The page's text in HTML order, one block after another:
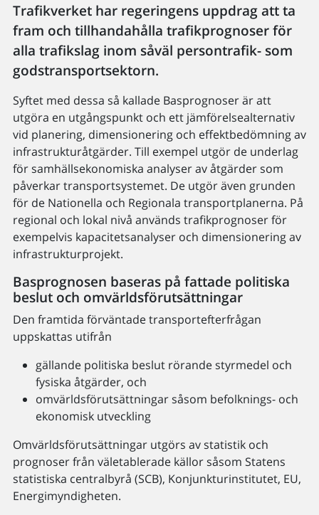
Trafikverket har regeringens uppdrag att ta
fram och tillhandahålla trafikprognoser för
alla trafikslag inom såväl persontrafik- som
godstransportsektorn.
Syftet med dessa så kallade Basprognoser är att
utgöra en utgångspunkt och ett jämförelsealternativ
vid planering, dimensionering och effektbedömning av
infrastrukturåtgärder. Till exempel utgör de underlag
för samhällsekonomiska analyser av åtgärder som
påverkar transportsystemet. De utgör även grunden
för de Nationella och Regionala transportplanerna. På
regional och lokal nivå används trafikprognoser för
exempelvis kapacitetsanalyser och dimensionering av
infrastrukturprojekt.
Basprognosen baseras på fattade politiska
beslut och omvärldsförutsättningar
Den framtida förväntade transportefterfrågan
uppskattas utifrån
gällande politiska beslut rörande styrmedel och
fysiska åtgärder, och
omvärldsförutsättningar såsom befolknings- och
ekonomisk utveckling
Omvärldsförutsättningar utgörs av statistik och
prognoser från väletablerade källor såsom Statens
statistiska centralbyrå (SCB), Konjunkturinstitutet, EU,
Energimyndigheten.